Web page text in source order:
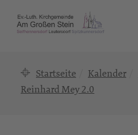
Startseite Kalender
Reinhard Mey 2.0